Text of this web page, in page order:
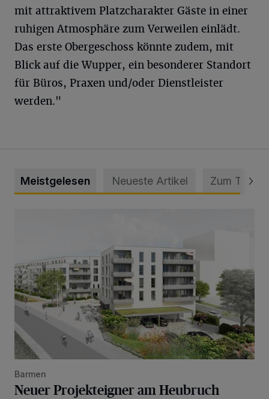
mit attraktivem Platzcharakter Gäste in einer
ruhigen Atmosphäre zum Verweilen einlädt.
Das erste Obergeschoss könnte zudem, mit
Blick auf die Wupper, ein besonderer Standort
für Büros, Praxen und/oder Dienstleister
werden."
Meistgelesen Neueste Artikel Zum Thema
Barmen
Neuer Projekteigner am Heubruch